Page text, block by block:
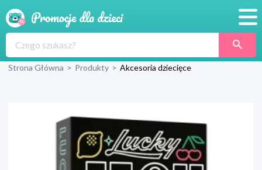
Produkty
Blog
Wyprawka
Strona Główna > Produkty > Akcesoria dziecięce